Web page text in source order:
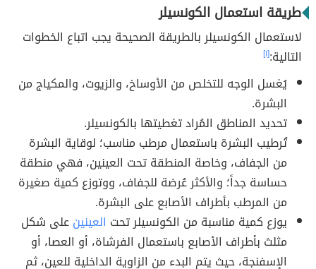
طريقة استعمال الكونسيلر
لاستعمال الكونسيلر بالطريقة الصحيحة يجب اتباع الخطوات
التالية:[١]
يُغسل الوجه للتخلص من الأوساخ، والزيوت، والمكياج من
البشرة.
تحديد المناطق المُراد تغطيتها بالكونسيلر.
تُرطيب البشرة باستعمال مرطب مناسب؛ لوقاية البشرة
من الجفاف، وخاصة المنطقة تحت العينين، فهي منطقة
حساسة جداً؛ والأكثر عُرضة للجفاف، ووتوزع كمية صغيرة
من المرطب بأطراف الأصابع على البشرة.
يوزع كمية مناسبة من الكونسيلر تحت العينينعلى شكل
مثلث بأطراف الأصابع باستعمال الفرشاة، أو العصا، أو
الإسفنجة، حيث يتم البدء من الزاوية الداخلية للعين، ثم